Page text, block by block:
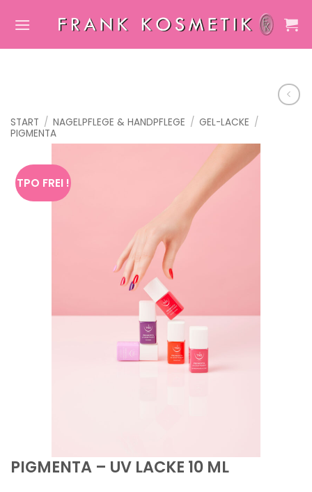
Inhalt
START / NAGELPFLEGE & HANDPFLEGE / GEL-LACKE /
PIGMENTA
TPO FREI !
PIGMENTA – UV LACKE 10 ML